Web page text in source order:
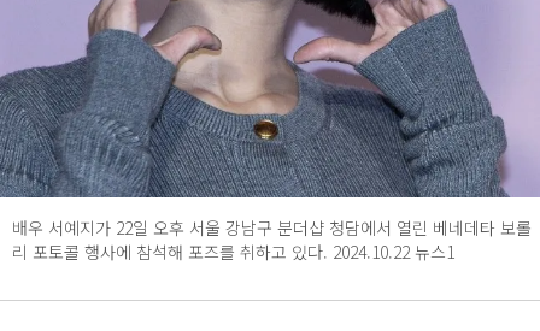
배우 서예지가 22일 오후 서울 강남구 분더샵 청담에서 열린 베네데타 보롤
리 포토콜 행사에 참석해 포즈를 취하고 있다. 2024.10.22 뉴스1